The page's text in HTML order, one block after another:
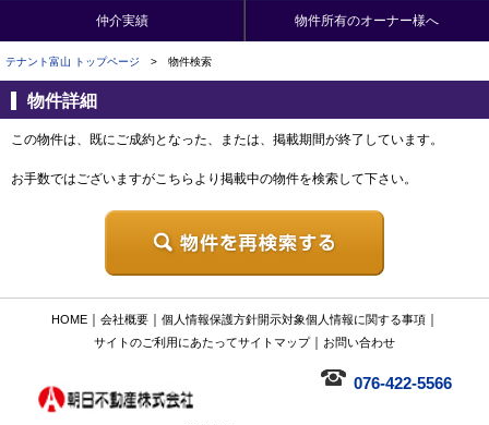
仲介実績 物件所有のオーナー様へ
テナント富山 トップページ > 物件検索
物件詳細
この物件は、既にご成約となった、または、掲載期間が終了しています。
お手数ではございますがこちらより掲載中の物件を検索して下さい。
HOME｜ 会社概要｜ 個人情報保護方針開示対象個人情報に関する事項｜
サイトのご利用にあたってサイトマップ｜ お問い合わせ
076-422-5566